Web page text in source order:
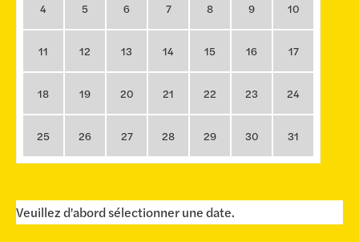
4 5 6 7 8 9 10
11 12 13 14 15 16 17
18 19 20 21 22 23 24
25 26 27 28 29 30 31
Veuillez d'abord sélectionner une date.